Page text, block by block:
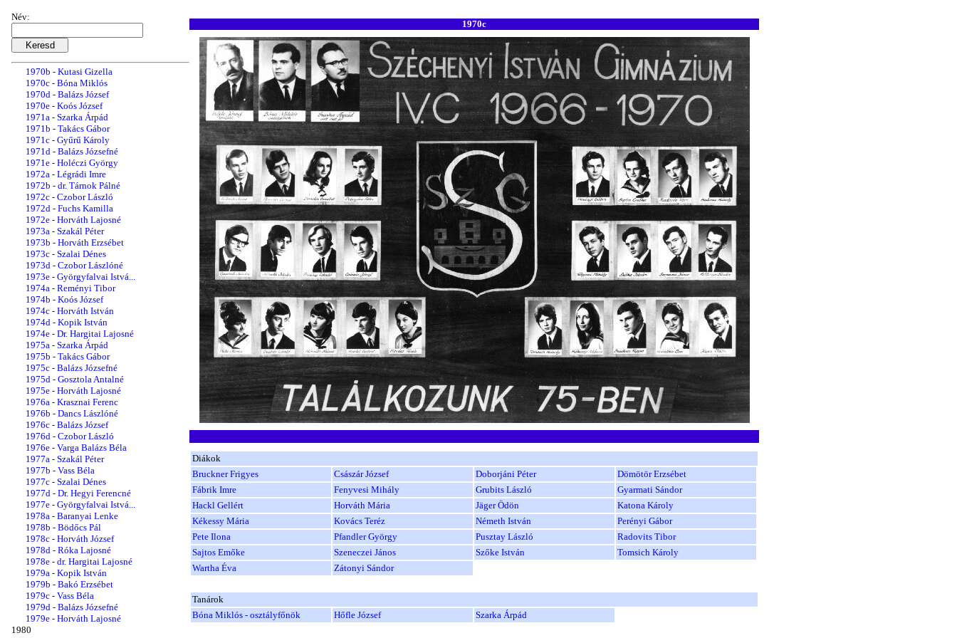
Név:1969c - Czobor László
1969d - Reményi Tibor
1969e - Krasznai Ferenc
1970
1970a - Varga Balázs Béla
1970b - Kutasi Gizella
1970c - Bóna Miklós
1970d - Balázs József
1970e - Koós József
1971a - Szarka Árpád
1971b - Takács Gábor
1971c - Gyűrű Károly
1971d - Balázs Józsefné
1971e - Holéczi György
1972a - Légrádi Imre
1972b - dr. Tárnok Pálné
1972c - Czobor László
1972d - Fuchs Kamilla
1972e - Horváth Lajosné
1973a - Szakál Péter
1973b - Horváth Erzsébet
1973c - Szalai Dénes
1973d - Czobor Lászlóné
1973e - Györgyfalvai Istvá...
1974a - Reményi Tibor
1974b - Koós József
1974c - Horváth István
1974d - Kopik István
1974e - Dr. Hargitai Lajosné
1975a - Szarka Árpád
1975b - Takács Gábor
1975c - Balázs Józsefné
1975d - Gosztola Antalné
1975e - Horváth Lajosné
1976a - Krasznai Ferenc
1976b - Dancs Lászlóné
1976c - Balázs József
1976d - Czobor László
1976e - Varga Balázs Béla
1977a - Szakál Péter
1977b - Vass Béla
1977c - Szalai Dénes
1977d - Dr. Hegyi Ferencné
1977e - Györgyfalvai Istvá...
1978a - Baranyai Lenke
1978b - Bödőcs Pál
1978c - Horváth József
1978d - Róka Lajosné
1978e - dr. Hargitai Lajosné
1979a - Kopik István
1979b - Bakó Erzsébet
1979c - Vass Béla
1979d - Balázs Józsefné
1979e - Horváth Lajosné
1980
1970c
Diákok
Bruckner Frigyes
Császár József Doborjáni Péter
Dömötör Erzsébet
Fábrik Imre
Fenyvesi Mihály Grubits László
Gyarmati Sándor
Hackl Gellért
Horváth Mária Jäger Ödön
Katona Károly
Kékessy Mária
Kovács Teréz Németh István
Perényi Gábor
Pete Ilona
Pfandler György Pusztay László
Radovits Tibor
Sajtos Emőke
Szeneczei János Szőke István
Tomsich Károly
Wartha Éva
Zátonyi Sándor
Tanárok
Bóna Miklós - osztályfőnök
Hőfle József Szarka Árpád